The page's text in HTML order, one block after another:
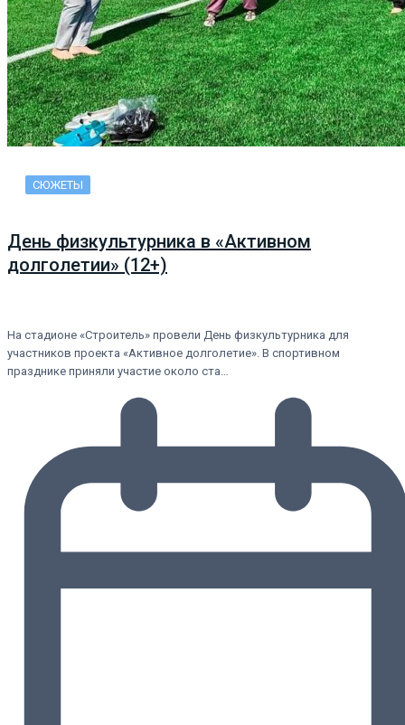
СЮЖЕТЫ
День физкультурника в «Активном
долголетии» (12+)
На стадионе «Строитель» провели День физкультурника для
участников проекта «Активное долголетие». В спортивном
празднике приняли участие около ста…